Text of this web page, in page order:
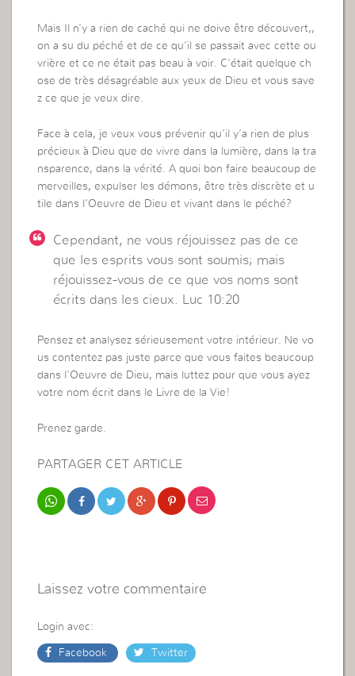
Mais Il n’y a rien de caché qui ne doive être découvert,,
on a su du péché et de ce qu’il se passait avec cette ou
vrière et ce ne était pas beau à voir. C’était quelque ch
ose de très désagréable aux yeux de Dieu et vous save
z ce que je veux dire.
Face à cela, je veux vous prévenir qu’il y’a rien de plus
précieux à Dieu que de vivre dans la lumière, dans la tra
nsparence, dans la vérité. A quoi bon faire beaucoup de
merveilles, expulser les démons, être très discrète et u
tile dans l’Oeuvre de Dieu et vivant dans le péché?
Cependant, ne vous réjouissez pas de ce
que les esprits vous sont soumis; mais
réjouissez-vous de ce que vos noms sont
écrits dans les cieux. Luc 10:20
Pensez et analysez sérieusement votre intérieur. Ne vo
us contentez pas juste parce que vous faites beaucoup
dans l’Oeuvre de Dieu, mais luttez pour que vous ayez
votre nom écrit dans le Livre de la Vie!
Prenez garde.
PARTAGER CET ARTICLE
Laissez votre commentaire
Login avec:
Facebook Twitter